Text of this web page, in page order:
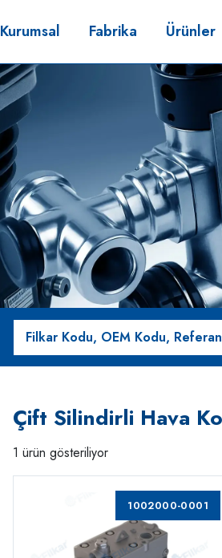
Kurumsal Fabrika Ürünler
Çift Silindirli Hava
1 ürün gösteriliyor
1002000-0001